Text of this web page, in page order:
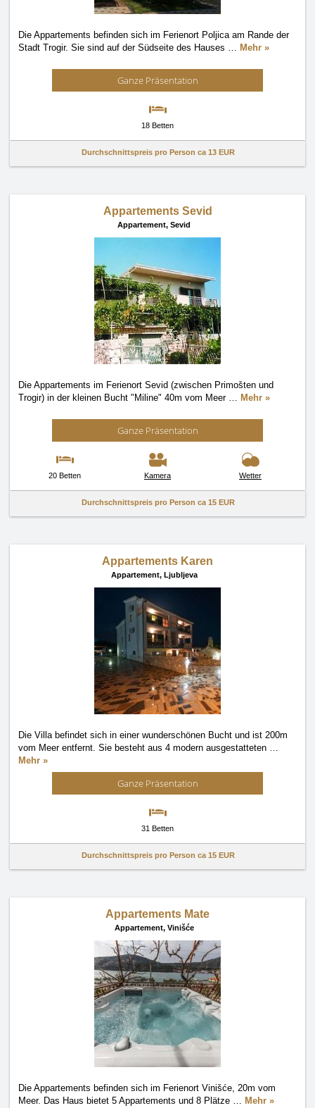
Die Appartements befinden sich im Ferienort Poljica am Rande der
Stadt Trogir. Sie sind auf der Südseite des Hauses … Mehr »
Ganze Präsentation
18 Betten
Durchschnittspreis pro Person ca 13 EUR
Appartements Sevid
Appartement, Sevid
Die Appartements im Ferienort Sevid (zwischen Primošten und
Trogir) in der kleinen Bucht "Miline" 40m vom Meer … Mehr »
Ganze Präsentation
20 Betten Kamera Wetter
Durchschnittspreis pro Person ca 15 EUR
Appartements Karen
Appartement, Ljubljeva
Die Villa befindet sich in einer wunderschönen Bucht und ist 200m
vom Meer entfernt. Sie besteht aus 4 modern ausgestatteten …
Mehr »
Ganze Präsentation
31 Betten
Durchschnittspreis pro Person ca 15 EUR
Appartements Mate
Appartement, Vinišće
Die Appartements befinden sich im Ferienort Vinišće, 20m vom
Meer. Das Haus bietet 5 Appartements und 8 Plätze … Mehr »